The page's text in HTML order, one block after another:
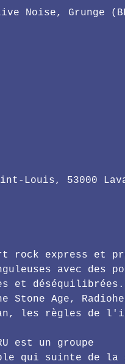
Noise, Grunge
Louis, 53000
rock express et
avec des
et déséquilibrées.
Age,
les règles de
est un groupe
qui suinte de la